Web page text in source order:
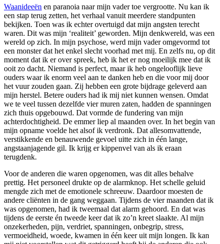
Waanideeën en paranoia naar mijn vader toe vergrootte. Nu kan ik
een stap terug zetten, het verhaal vanuit meerdere standpunten
bekijken. Toen was ik echter overtuigd dat mijn angsten terecht
waren. Dit was mijn ‘realiteit’ geworden. Mijn denkwereld, was een
wereld op zich. In mijn psychose, werd mijn vader omgevormd tot
een monster dat het enkel slecht voorhad met mij. En zelfs nu, op dit
moment dat ik er over spreek, heb ik het er nog moeilijk mee dat ik
ooit zo dacht. Niemand is perfect, maar ik heb ongelooflijk lieve
ouders waar ik enorm veel aan te danken heb en die voor mij door
het vuur zouden gaan. Zij hebben een grote bijdrage geleverd aan
mijn herstel. Betere ouders had ik mij niet kunnen wensen. Omdat
we te veel tussen dezelfde vier muren zaten, hadden de spanningen
zich thuis opgebouwd. Dat vormde de fundering van mijn
achterdochtigheid. De emmer liep al maanden over. In het begin van
mijn opname voelde het alsof ik verdronk. Dat allesomvattende,
verstikkende en benauwende gevoel uitte zich in één lange,
angstaanjagende gil. Ik krijg er kippenvel van als ik eraan
terugdenk.
Voor de anderen die waren opgenomen, was dit alles behalve
prettig. Het personeel drukte op de alarmknop. Het schelle geluid
mengde zich met de emotionele schreeuw. Daardoor moesten de
andere cliënten in de gang weggaan. Tijdens de vier maanden dat ik
was opgenomen, had ik tweemaal dat alarm gehoord. En dat was
tijdens de eerste én tweede keer dat ik zo’n kreet slaakte. Al mijn
onzekerheden, pijn, verdriet, spanningen, onbegrip, stress,
vermoeidheid, woede, kwamen in één keer uit mijn longen. Ik kan